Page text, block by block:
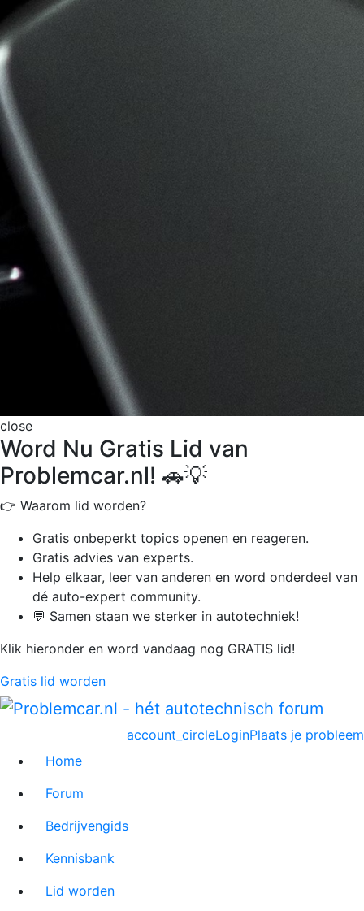
close
Word Nu Gratis Lid van
Problemcar.nl! 🚗💡
👉 Waarom lid worden?
Gratis onbeperkt topics openen en reageren.
Gratis advies van experts.
Help elkaar, leer van anderen en word onderdeel van
dé auto-expert community.
💬 Samen staan we sterker in autotechniek!
Klik hieronder en word vandaag nog GRATIS lid!
Gratis lid worden
Plaats je probleem
account_circleLogin
Home
Forum
Bedrijvengids
Kennisbank
Lid worden